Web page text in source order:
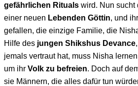
gefährlichen Rituals wird. Nun sucht
einer neuen Lebenden Göttin, und
gefallen, die einzige Familie, die
Hilfe des jungen Shikshus Devance
jemals vertraut hat, muss Nisha
um ihr Volk zu befreien. Doch auf
sie Männern, die alles dafür tun